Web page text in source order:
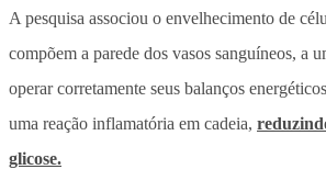
A pesquisa associou o envelhecimento de
compõem a parede dos vasos sanguíneos, a
operar corretamente seus balanços
uma reação inflamatória em cadeia,
glicose.